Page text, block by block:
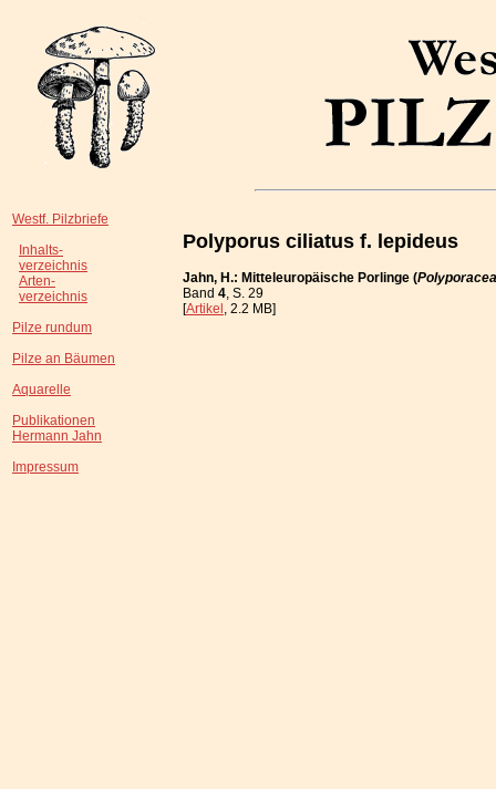
Westf. Pilzbriefe
Inhalts-
verzeichnis
Arten-
verzeichnis
Pilze rundum
Pilze an Bäumen
Aquarelle
Publikationen
Hermann Jahn
Impressum
Polyporus ciliatus f. lepideus
Jahn, H.: Mitteleuropäische Porlinge (
Band 4, S. 29
[Artikel, 2.2 MB]